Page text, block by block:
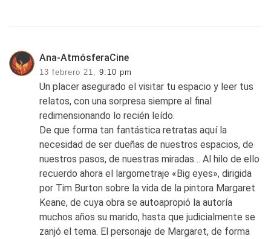
Ana-AtmósferaCine
13 febrero 21, 9:10 pm
Un placer asegurado el visitar tu espacio y leer tus
relatos, con una sorpresa siempre al final
redimensionando lo recién leído.
De que forma tan fantástica retratas aquí la
necesidad de ser dueñas de nuestros espacios, de
nuestros pasos, de nuestras miradas… Al hilo de ello
recuerdo ahora el largometraje «Big eyes», dirigida
por Tim Burton sobre la vida de la pintora Margaret
Keane, de cuya obra se autoapropió la autoría
muchos años su marido, hasta que judicialmente se
zanjó el tema. El personaje de Margaret, de forma